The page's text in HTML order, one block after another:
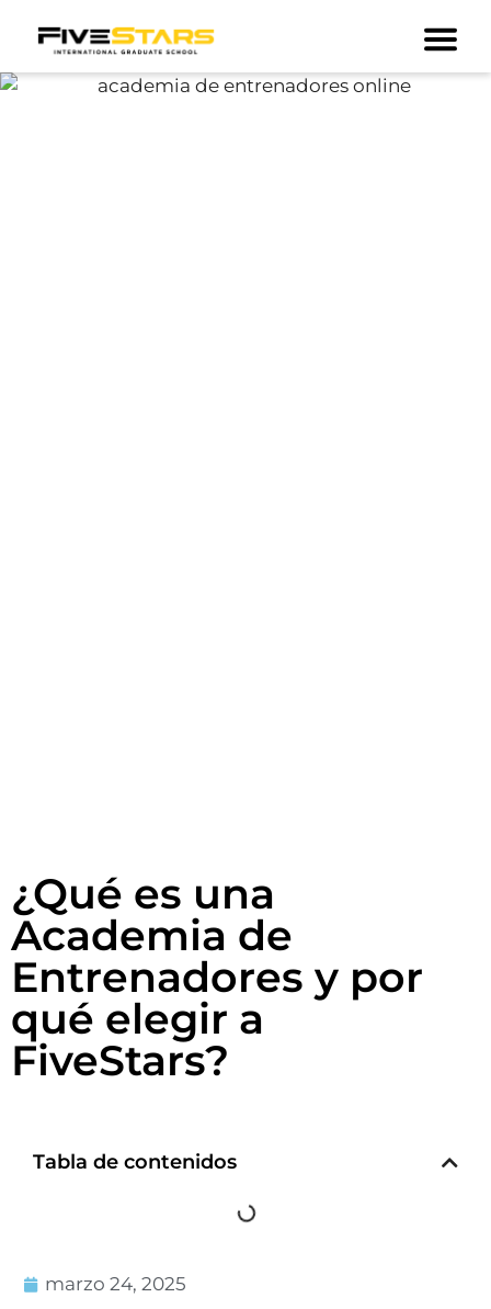
¿Qué es una
Academia de
Entrenadores y por
qué elegir a
FiveStars?
Tabla de contenidos
marzo 24, 2025